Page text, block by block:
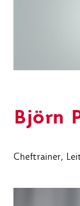
Björn
Cheftrainer,